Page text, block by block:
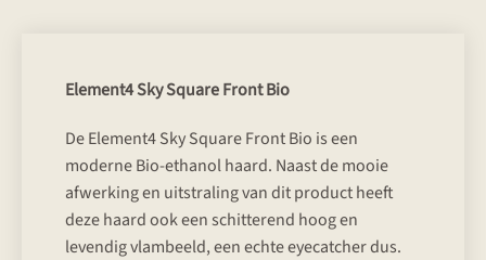
Element4 Sky Square Front Bio
De Element4 Sky Square Front Bio is een
moderne Bio-ethanol haard. Naast de mooie
afwerking en uitstraling van dit product heeft
deze haard ook een schitterend hoog en
levendig vlambeeld, een echte eyecatcher dus.